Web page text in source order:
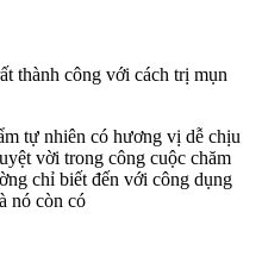
thành công với cách trị mụn
tự nhiên có hương vị dễ chịu
vời trong công cuộc chăm
chỉ biết đến với công dụng
nó còn có